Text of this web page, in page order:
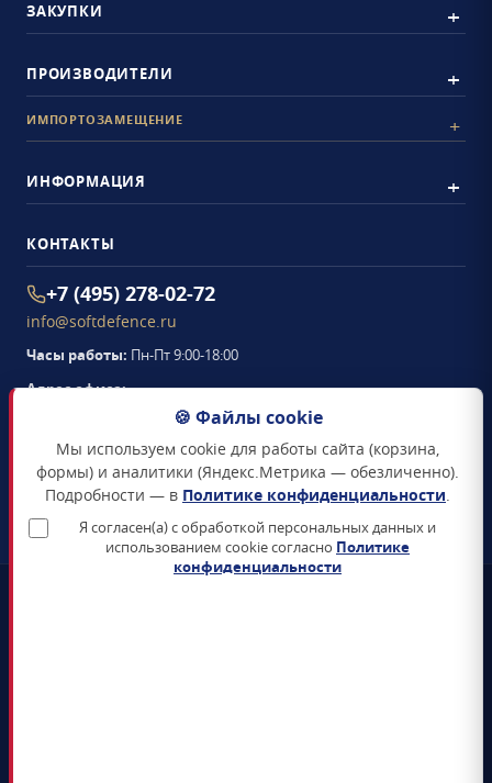
ЗАКУПКИ
ПРОИЗВОДИТЕЛИ
ИМПОРТОЗАМЕЩЕНИЕ
ИНФОРМАЦИЯ
КОНТАКТЫ
+7 (495) 278-02-72
info@softdefence.ru
Часы работы: Пн-Пт 9:00-18:00
Адрес офиса:
Семёновская набережная, д. 2/1, стр. 1, офис 411
Схема проезда →
ЗАКАЗАТЬ ЗВОНОК
🍪 Файлы cookie
Мы используем cookie для работы сайта (корзина,
формы) и аналитики (Яндекс.Метрика — обезличенно).
Подробности — в Политике конфиденциальности.
Я согласен(а) с обработкой персональных данных и
использованием cookie согласно Политике
конфиденциальности